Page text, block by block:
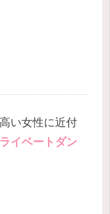
い女性に近付
イベートダン